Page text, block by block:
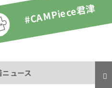
#CAMPiece君津
ニュース